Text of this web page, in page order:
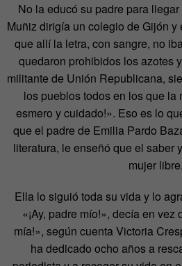
No la educó su padre para
Muñiz dirigía un colegio de Gijón y
que allí la letra, con sangre, no
quedaron prohibidos los azotes
militante de Unión Republicana,
los pueblos todos en los que la
esmero y cuidado!». Eso es lo
que el padre de Emilia Pardo
literatura, le enseñó que el saber
mujer libre.
Ella lo siguió toda su vida y lo
«¡Ay, padre mío!», decía en vez
mía!», según cuenta Victoria
ha dedicado ocho años a